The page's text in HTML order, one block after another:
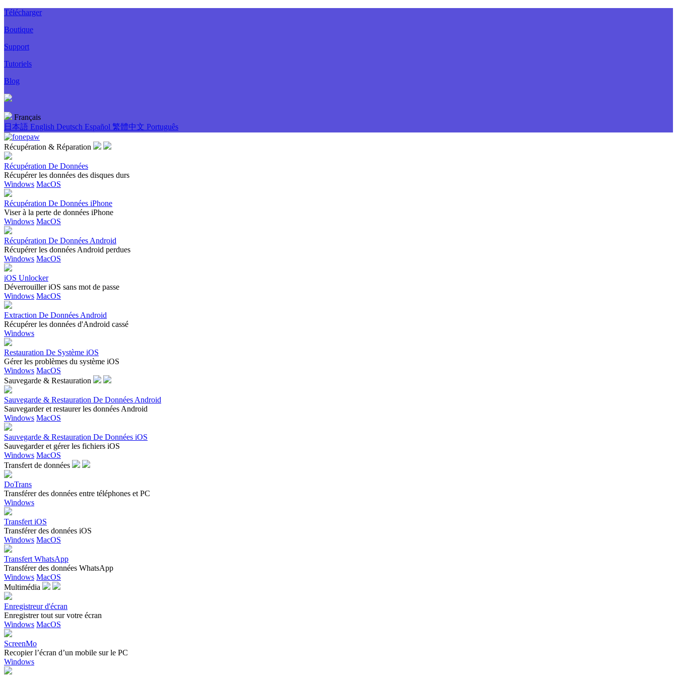
Télécharger
Boutique
Support
Tutoriels
Blog
Français
日本語 English Deutsch Español 繁體中文 Português
Récupération & Réparation
Récupération De Données
Récupérer les données des disques durs
Windows MacOS
Récupération De Données iPhone
Viser à la perte de données iPhone
Windows MacOS
Récupération De Données Android
Récupérer les données Android perdues
Windows MacOS
iOS Unlocker
Déverrouiller iOS sans mot de passe
Windows MacOS
Extraction De Données Android
Récupérer les données d'Android cassé
Windows
Restauration De Système iOS
Gérer les problèmes du système iOS
Windows MacOS
Sauvegarde & Restauration
Sauvegarde & Restauration De Données Android
Sauvegarder et restaurer les données Android
Windows MacOS
Sauvegarde & Restauration De Données iOS
Sauvegarder et gérer les fichiers iOS
Windows MacOS
Transfert de données
DoTrans
Transférer des données entre téléphones et PC
Windows
Transfert iOS
Transférer des données iOS
Windows MacOS
Transfert WhatsApp
Transférer des données WhatsApp
Windows MacOS
Multimédia
Enregistreur d'écran
Enregistrer tout sur votre écran
Windows MacOS
ScreenMo
Recopier l’écran d’un mobile sur le PC
Windows